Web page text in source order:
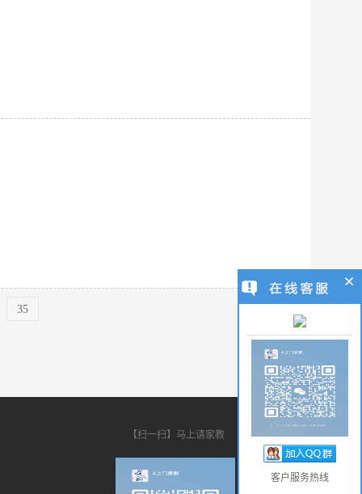
35
【扫一扫】马上请家教
客户服务热线